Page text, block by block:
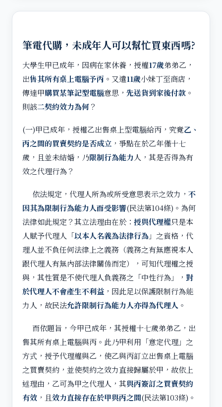
筆電代購，未成年人可以幫忙買東西嗎?
大學生甲已成年，因病在家休養，授權17歲弟弟乙，
出售其所有桌上電腦予丙 。又遣11歲小妹丁至商店，
傳達甲購買某筆記型電腦意思， 先送貨到家後付款 。
則該二契約效力為何？
(一)甲已成年，授權乙出售桌上型電腦給丙，究竟乙、
丙之間的買賣契約是否成立 ，爭點在於乙年僅十七
歲，且並未結婚，乃限制行為能力人，其是否得為有
效之代理行為？
依法規定，代理人所為或所受意思表示之效力， 不
因其為限制行為能力人而受影響(民法第104條)。為何
法律如此規定？其立法理由在於： 授與代理權只是本
人賦予代理人「以本人名義為法律行為」之資格，代
理人並不負任何法律上之義務（義務之有無應視本人
跟代理人有無內部法律關係而定），可知代理權之授
與，其性質是不使代理人負義務之「中性行為」， 對
於代理人不會產生不利益 ，因此足以保護限制行為能
力人，故民法允許限制行為能力人亦得為代理人 。
而依題旨，今甲已成年，其授權十七歲弟弟乙，出
售其所有桌上電腦與丙。此乃甲利用「意定代理」之
方式，授予代理權與乙，使乙與丙訂立出售桌上電腦
之買賣契約，並使契約之效力直接歸屬於甲，故依上
述理由，乙可為甲之代理人，其與丙簽訂之買賣契約
有效 ，且效力直接存在於甲與丙之間(民法第103條)。